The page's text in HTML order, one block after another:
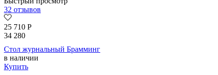
32 отзывов
25 710 Р
34 280
Стол журнальный Брамминг
в наличии
Купить